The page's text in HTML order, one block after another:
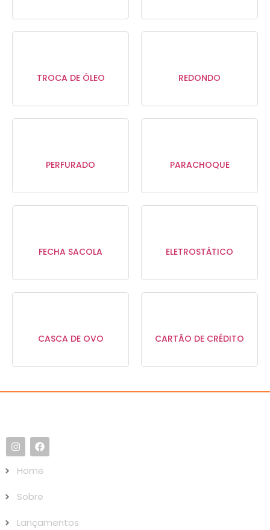
TROCA DE ÓLEO REDONDO
PERFURADO PARACHOQUE
FECHA SACOLA ELETROSTÁTICO
CASCA DE OVO CARTÃO DE CRÉDITO
Home
Sobre
Lançamentos